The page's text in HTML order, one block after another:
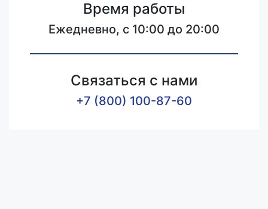
Время работы
Ежедневно, с 10:00 до 20:00
Связаться с нами
+7 (800) 100-87-60